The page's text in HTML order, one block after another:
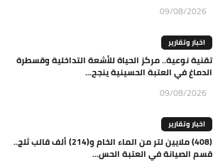
09/08/2026
اخبار وتقارير
تقنية نوعية.. مركز الحياة للأشعة التداخلية وقسطرة
الدماغ في العتبة الحسينية ينجح...
09/08/2026
اخبار وتقارير
(408) ملايين لتر من الماء الخام و(214) ألف قالب ثلج..
قسم الصيانة في العتبة الحس...